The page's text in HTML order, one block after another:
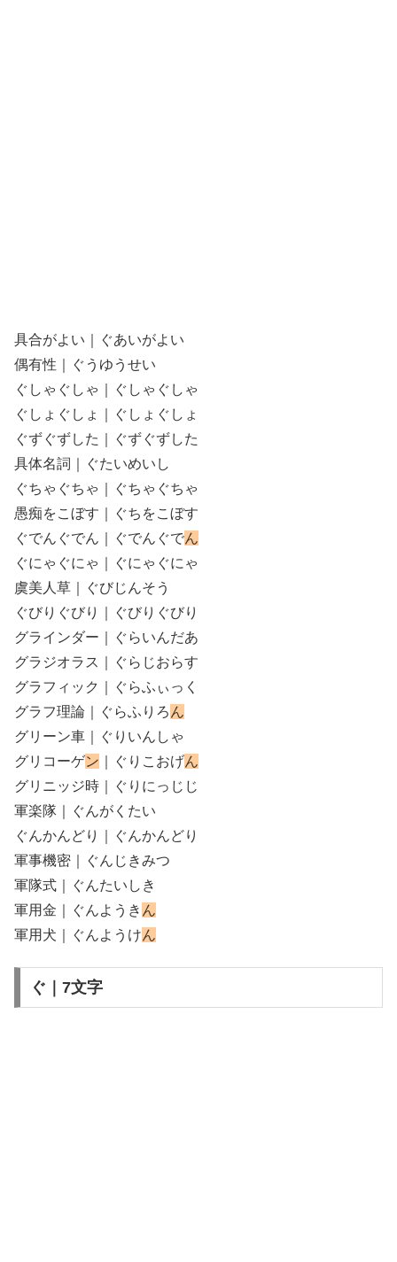
具合がよい｜ぐあいがよい
偶有性｜ぐうゆうせい
ぐしゃぐしゃ｜ぐしゃぐしゃ
ぐしょぐしょ｜ぐしょぐしょ
ぐずぐずした｜ぐずぐずした
具体名詞｜ぐたいめいし
ぐちゃぐちゃ｜ぐちゃぐちゃ
愚痴をこぼす｜ぐちをこぼす
ぐでんぐでん｜ぐでんぐでん
ぐにゃぐにゃ｜ぐにゃぐにゃ
虞美人草｜ぐびじんそう
ぐびりぐびり｜ぐびりぐびり
グラインダー｜ぐらいんだあ
グラジオラス｜ぐらじおらす
グラフィック｜ぐらふぃっく
グラフ理論｜ぐらふりろ ん
グリーン車｜ぐりいんしゃ
グリコーゲン ｜ぐりこおげん
グリニッジ時｜ぐりにっじじ
軍楽隊｜ぐんがくたい
ぐんかんどり｜ぐんかんどり
軍事機密｜ぐんじきみつ
軍隊式｜ぐんたいしき
軍用金｜ぐんようき ん
軍用犬｜ぐんようけん
ぐ｜7文字